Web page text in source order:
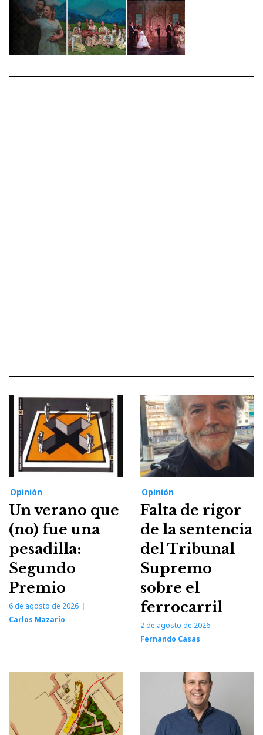
Opinión
Un verano que
(no) fue una
pesadilla:
Segundo
Premio
6 de agosto de 2026
Carlos Mazarío
Opinión
Falta de rigor
de la sentencia
del Tribunal
Supremo
sobre el
ferrocarril
2 de agosto de 2026
Fernando Casas